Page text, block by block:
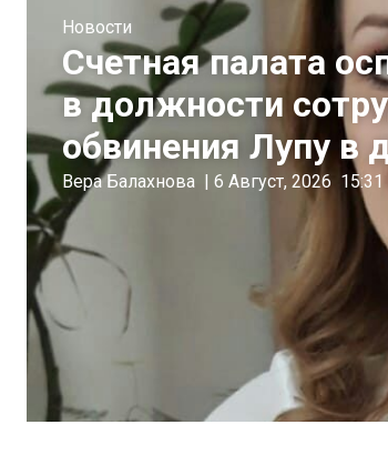
Новости
Счетная палата
в должности
обвинения Лупу в
Вера Балахнова 6 Август, 2026 15:31